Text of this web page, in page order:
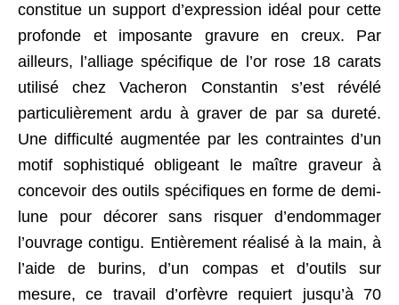
constitue un support d’expression idéal pour cette
profonde et imposante gravure en creux. Par
ailleurs, l’alliage spécifique de l’or rose 18 carats
utilisé chez Vacheron Constantin s’est révélé
particulièrement ardu à graver de par sa dureté.
Une difficulté augmentée par les contraintes d’un
motif sophistiqué obligeant le maître graveur à
concevoir des outils spécifiques en forme de demi-
lune pour décorer sans risquer d’endommager
l’ouvrage contigu. Entièrement réalisé à la main, à
l’aide de burins, d’un compas et d’outils sur
mesure, ce travail d’orfèvre requiert jusqu’à 70